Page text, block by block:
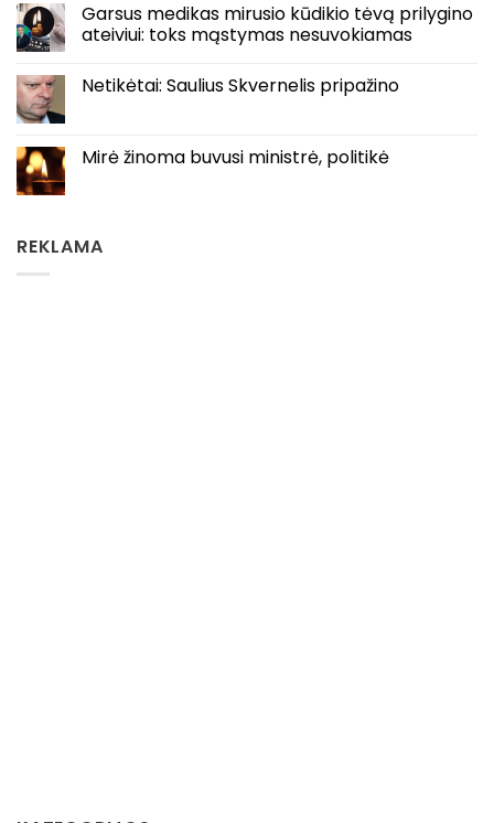
Garsus medikas mirusio kūdikio tėvą prilygino
ateiviui: toks mąstymas nesuvokiamas
Netikėtai: Saulius Skvernelis pripažino
Mirė žinoma buvusi ministrė, politikė
REKLAMA